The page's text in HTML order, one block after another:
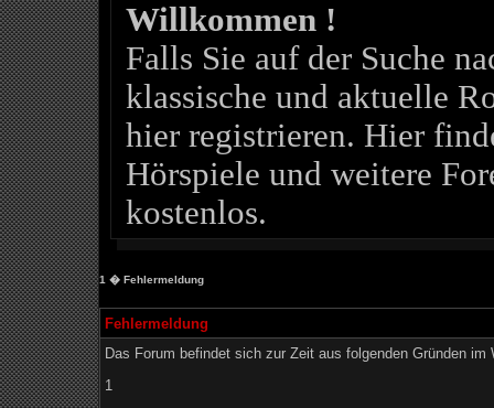
Willkommen !
Falls Sie auf der Suche
klassische und aktuelle
hier registrieren. Hier
Hörspiele und weitere
kostenlos.
1 � Fehlermeldung
Fehlermeldung
Das Forum befindet sich zur Zeit aus folgenden Gründen im
1